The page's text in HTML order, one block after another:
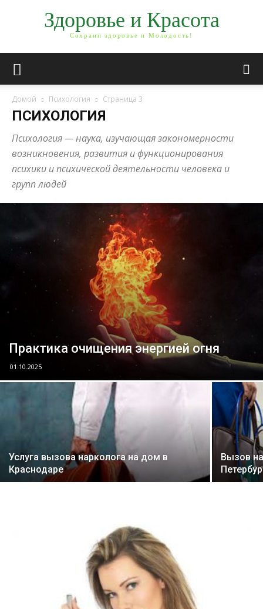
Здоровье и Красота
Сохрани здоровье и Молодость!
Домой Психология Страница 3
ПСИХОЛОГИЯ
Психология — наука, изучающая закономерности
возникновения, развития и функционирования
психики и психической деятельности человека и
групп людей
Практика очищения энергией огня
01.10.2025
Услуга вызова нарколога на дом в
Краснодаре
Вызов